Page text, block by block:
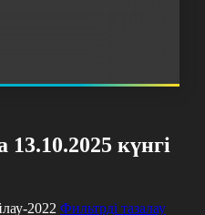
күнгі
2022 Фильтрді тазалау